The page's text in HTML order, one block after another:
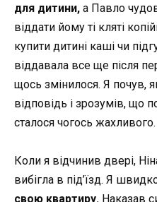
для дитини, а Павло
віддати йому ті кляті
купити дитині каші чи
віддавала все ще після
щось змінилося. Я почув,
відповідь і зрозумів, що
сталося чогось жахливого.
Коли я відчинив двері,
вибігла в під’їзд. Я
свою квартиру. Наказав